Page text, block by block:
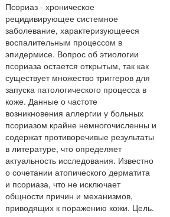
Псориаз - хроническое
рецидивирующее системное
заболевание, характеризующееся
воспалительным процессом в
эпидермисе. Вопрос об этиологии
псориаза остается открытым, так как
существует множество триггеров для
запуска патологического процесса в
коже. Данные о частоте
возникновения аллергии у больных
псориазом крайне немногочисленны и
содержат противоречивые результаты
в литературе, что определяет
актуальность исследования. Известно
о сочетании атопического дерматита
и псориаза, что не исключает
общности причин и механизмов,
приводящих к поражению кожи. Цель.